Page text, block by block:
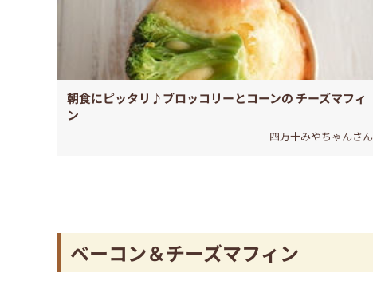
朝食にピッタリ♪ブロッコリーとコーンの チーズマフィ
ン
四万十みやちゃんさん
ベーコン＆チーズマフィン